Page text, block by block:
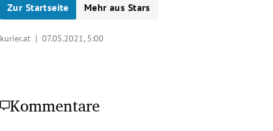
Zur Startseite Mehr aus Stars
kurier.at | 07.05.2021, 5:00
Kommentare